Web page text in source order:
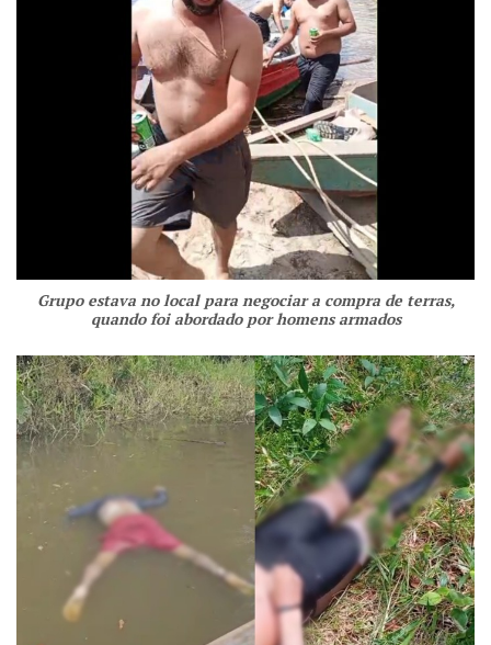
Grupo estava no local para negociar a compra de terras,
quando foi abordado por homens armados